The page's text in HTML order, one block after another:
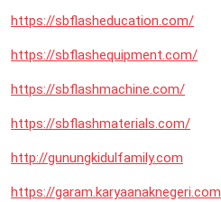
https://sbflasheducation.com/
https://sbflashequipment.com/
https://sbflashmachine.com/
https://sbflashmaterials.com/
http://gunungkidulfamily.com
https://garam.karyaanaknegeri.com